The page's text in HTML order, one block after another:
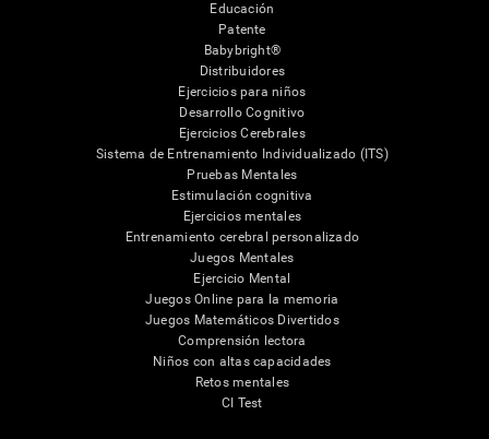
Educación
Patente
Babybright®
Distribuidores
Ejercicios para niños
Desarrollo Cognitivo
Ejercicios Cerebrales
Sistema de Entrenamiento Individualizado (ITS)
Pruebas Mentales
Estimulación cognitiva
Ejercicios mentales
Entrenamiento cerebral personalizado
Juegos Mentales
Ejercicio Mental
Juegos Online para la memoria
Juegos Matemáticos Divertidos
Comprensión lectora
Niños con altas capacidades
Retos mentales
CI Test